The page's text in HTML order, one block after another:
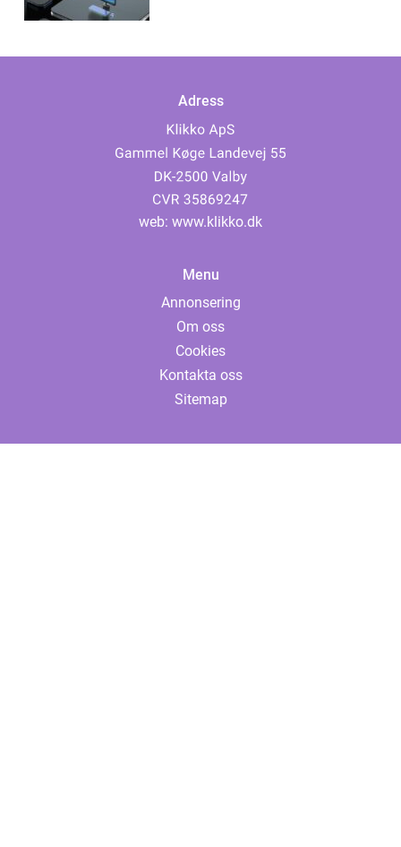
Adress
web: www.klikko.dk
Menu
Annonsering
Om oss
Cookies
Kontakta oss
Sitemap